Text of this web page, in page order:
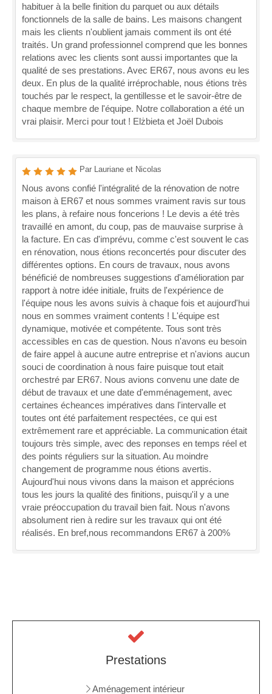
habituer à la belle finition du parquet ou aux détails
fonctionnels de la salle de bains. Les maisons changent
mais les clients n'oublient jamais comment ils ont été
traités. Un grand professionnel comprend que les bonnes
relations avec les clients sont aussi importantes que la
qualité de ses prestations. Avec ER67, nous avons eu les
deux. En plus de la qualité irréprochable, nous étions très
touchés par le respect, la gentillesse et le savoir-être de
chaque membre de l'équipe. Notre collaboration a été un
vrai plaisir. Merci pour tout ! Elżbieta et Joël Dubois
Par Lauriane et Nicolas
Nous avons confié l'intégralité de la rénovation de notre
maison à ER67 et nous sommes vraiment ravis sur tous
les plans, à refaire nous foncerions ! Le devis a été très
travaillé en amont, du coup, pas de mauvaise surprise à
la facture. En cas d'imprévu, comme c'est souvent le cas
en rénovation, nous étions reconcertés pour discuter des
différentes options. En cours de travaux, nous avons
bénéficié de nombreuses suggestions d'amélioration par
rapport à notre idée initiale, fruits de l'expérience de
l'équipe nous les avons suivis à chaque fois et aujourd'hui
nous en sommes vraiment contents ! L'équipe est
dynamique, motivée et compétente. Tous sont très
accessibles en cas de question. Nous n'avons eu besoin
de faire appel à aucune autre entreprise et n'avions aucun
souci de coordination à nous faire puisque tout etait
orchestré par ER67. Nous avions convenu une date de
début de travaux et une date d'emménagement, avec
certaines écheances impératives dans l'intervalle et
toutes ont été parfaitement respectées, ce qui est
extrêmement rare et appréciable. La communication était
toujours très simple, avec des reponses en temps réel et
des points réguliers sur la situation. Au moindre
changement de programme nous étions avertis.
Aujourd'hui nous vivons dans la maison et apprécions
tous les jours la qualité des finitions, puisqu'il y a une
vraie préoccupation du travail bien fait. Nous n'avons
absolument rien à redire sur les travaux qui ont été
réalisés. En bref,nous recommandons ER67 à 200%
Prestations
Aménagement intérieur